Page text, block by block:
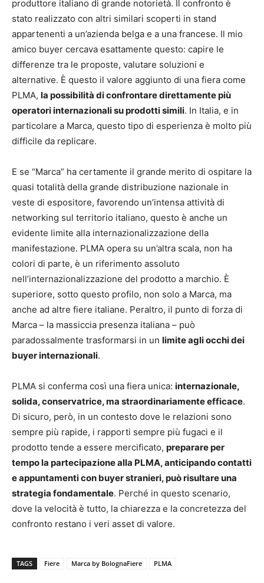
produttore italiano di grande notorietà. Il confronto è
stato realizzato con altri similari scoperti in stand
appartenenti a un’azienda belga e a una francese. Il mio
amico buyer cercava esattamente questo: capire le
differenze tra le proposte, valutare soluzioni e
alternative. È questo il valore aggiunto di una fiera come
PLMA, la possibilità di confrontare direttamente più
operatori internazionali su prodotti simili. In Italia, e in
particolare a Marca, questo tipo di esperienza è molto più
difficile da replicare.
E se “Marca” ha certamente il grande merito di ospitare la
quasi totalità della grande distribuzione nazionale in
veste di espositore, favorendo un’intensa attività di
networking sul territorio italiano, questo è anche un
evidente limite alla internazionalizzazione della
manifestazione. PLMA opera su un’altra scala, non ha
colori di parte, è un riferimento assoluto
nell’internazionalizzazione del prodotto a marchio. È
superiore, sotto questo profilo, non solo a Marca, ma
anche ad altre fiere italiane. Peraltro, il punto di forza di
Marca – la massiccia presenza italiana – può
paradossalmente trasformarsi in un limite agli occhi dei
buyer internazionali.
PLMA si conferma così una fiera unica: internazionale,
solida, conservatrice, ma straordinariamente efficace.
Di sicuro, però, in un contesto dove le relazioni sono
sempre più rapide, i rapporti sempre più fugaci e il
prodotto tende a essere mercificato, preparare per
tempo la partecipazione alla PLMA, anticipando contatti
e appuntamenti con buyer stranieri, può risultare una
strategia fondamentale. Perché in questo scenario,
dove la velocità è tutto, la chiarezza e la concretezza del
confronto restano i veri asset di valore.
TAGS Fiere Marca by BolognaFiere PLMA